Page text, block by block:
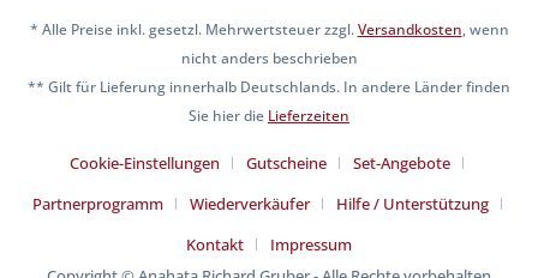
* Alle Preise inkl. gesetzl. Mehrwertsteuer zzgl.Versandkosten, wenn
nicht anders beschrieben
** Gilt für Lieferung innerhalb Deutschlands. In andere Länder finden
Sie hier die Lieferzeiten
Cookie-Einstellungen Gutscheine
Set-Angebote
Partnerprogramm
Wiederverkäufer
Hilfe / Unterstützung
Kontakt
Impressum